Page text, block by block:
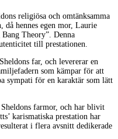
religiösa och omtänksamma
hennes egen mor, Laurie
Theory”. Denna
till prestationen.
far, och levererar en
som kämpar för att
sympati för en karaktär som lätt
farmor, och har blivit
karismatiska prestation har
i flera avsnitt dedikerade